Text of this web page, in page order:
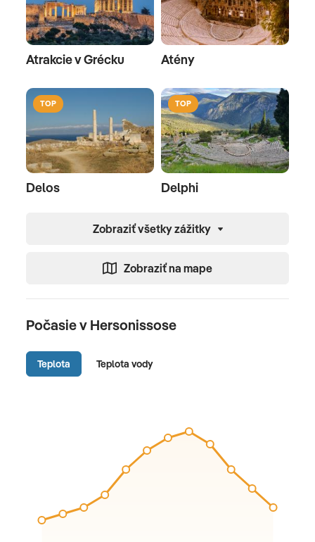
Atrakcie v Grécku Atény
TOP
Delos
TOP
Delphi
Zobraziť všetky zážitky
Zobraziť na mape
Počasie v Hersonissose
Teplota Teplota vody